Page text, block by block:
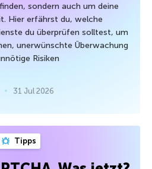
sondern auch um deine
Hier erfährst du, welche
du überprüfen solltest, um
unerwünschte Überwachung
Risiken
31 Jul 2026
Tipps